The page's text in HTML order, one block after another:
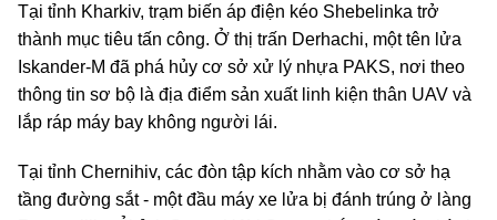
Tại tỉnh Kharkiv, trạm biến áp điện kéo Shebelinka trở
thành mục tiêu tấn công. Ở thị trấn Derhachi, một tên lửa
Iskander-M đã phá hủy cơ sở xử lý nhựa PAKS, nơi theo
thông tin sơ bộ là địa điểm sản xuất linh kiện thân UAV và
lắp ráp máy bay không người lái.
Tại tỉnh Chernihiv, các đòn tập kích nhằm vào cơ sở hạ
tầng đường sắt - một đầu máy xe lửa bị đánh trúng ở làng